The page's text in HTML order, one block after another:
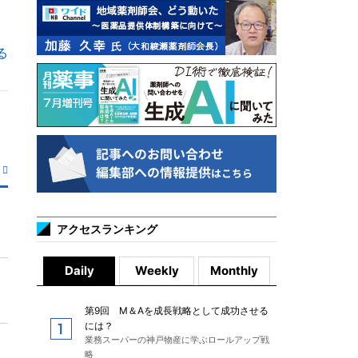
アクセスランキング
Daily Weekly Monthly
第9回 M＆Aを成長戦略として成功させる
には？
業務スーパーの神戸物産に学ぶロールアップ戦
略